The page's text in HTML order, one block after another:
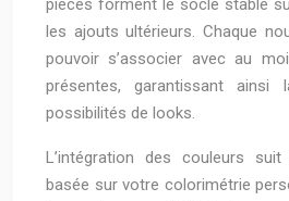
pièces forment le socle stable
les ajouts ultérieurs. Chaque
pouvoir s’associer avec au
présentes, garantissant ainsi
possibilités de looks.
L’intégration des couleurs
basée sur votre colorimétrie